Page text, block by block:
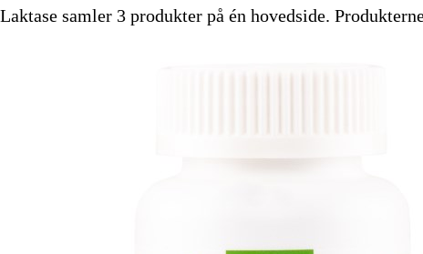
Laktase samler 3 produkter på én hovedside.